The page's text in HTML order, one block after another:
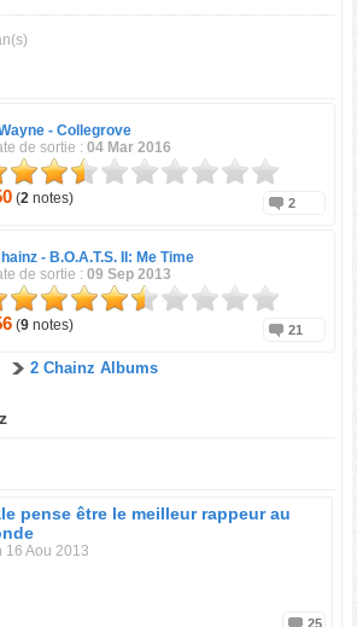
-Collegrove
de sortie :04 Mar 2016
(2 notes) 2
- B.O.A.T.S. II: Me Time
de sortie :09 Sep 2013
(9 notes) 21
2 Chainz Albums
pense être le meilleur rappeur au
16 Aou 2013
25